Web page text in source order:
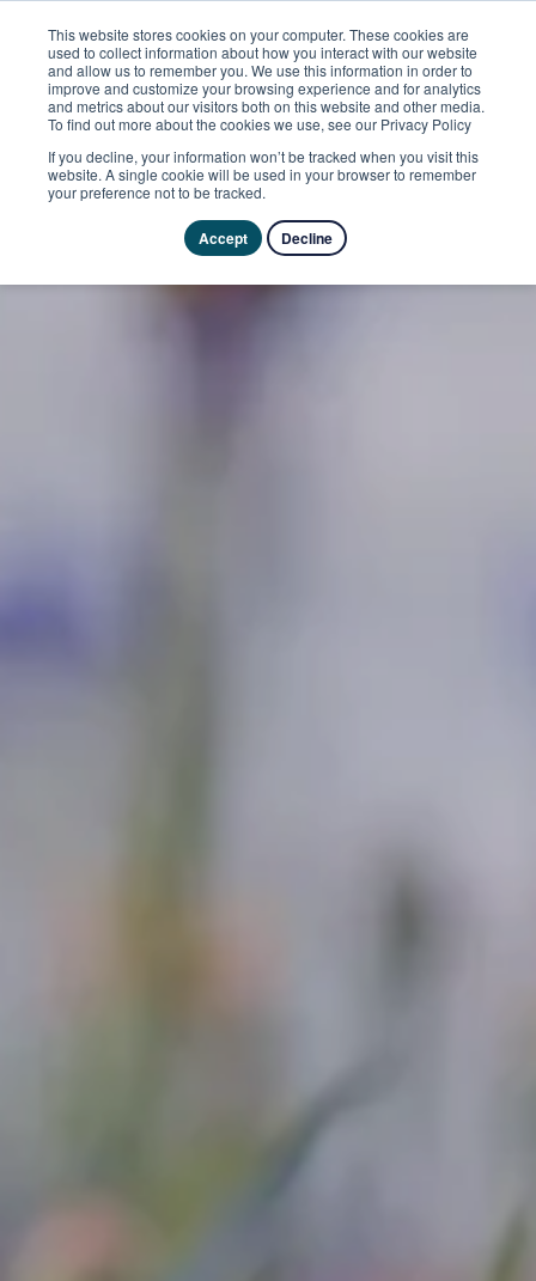
This website stores cookies on your computer. These cookies are
used to collect information about how you interact with our website
and allow us to remember you. We use this information in order to
improve and customize your browsing experience and for analytics
and metrics about our visitors both on this website and other media.
To find out more about the cookies we use, see our Privacy Policy
If you decline, your information won’t be tracked when you visit this
website. A single cookie will be used in your browser to remember
your preference not to be tracked.
Accept Decline